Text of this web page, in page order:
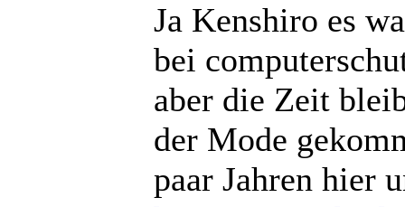
Ja Kenshiro es
bei
aber die Zeit
der Mode
paar Jahren hier